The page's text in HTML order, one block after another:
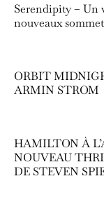
Serendipity – Un
nouveaux
ORBIT
ARMIN STROM
HAMILTON À
NOUVEAU
DE STEVEN